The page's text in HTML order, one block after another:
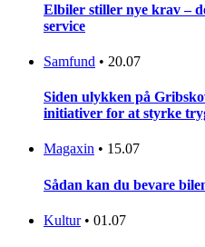
Elbiler stiller nye krav –
service
Samfund • 20.07
Siden ulykken på
initiativer for at styrke
Magaxin • 15.07
Sådan kan du bevare
Kultur • 01.07